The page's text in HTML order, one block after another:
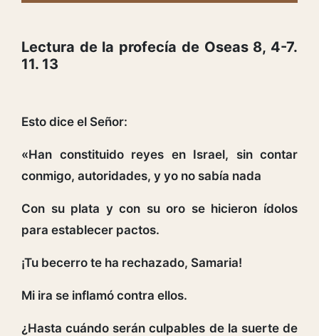
Lectura de la profecía de Oseas 8, 4-7.
11. 13
Esto dice el Señor:
«Han constituido reyes en Israel, sin contar
conmigo, autoridades, y yo no sabía nada
Con su plata y con su oro se hicieron ídolos
para establecer pactos.
¡Tu becerro te ha rechazado, Samaria!
Mi ira se inflamó contra ellos.
¿Hasta cuándo serán culpables de la suerte de